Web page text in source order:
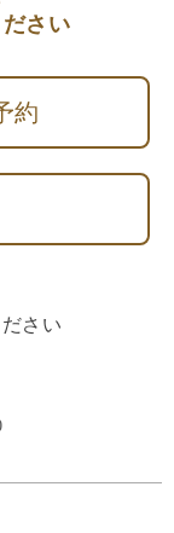
さい
約
さい